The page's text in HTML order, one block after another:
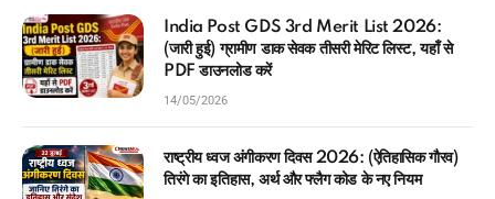
India Post GDS 3rd Merit List 2026:
(जारी हुई) ग्रामीण डाक सेवक तीसरी मेरिट लिस्ट, यहाँ से
PDF डाउनलोड करें
14/05/2026
राष्ट्रीय ध्वज अंगीकरण दिवस 2026: (ऐतिहासिक गौरव)
तिरंगे का इतिहास, अर्थ और फ्लैग कोड के नए नियम